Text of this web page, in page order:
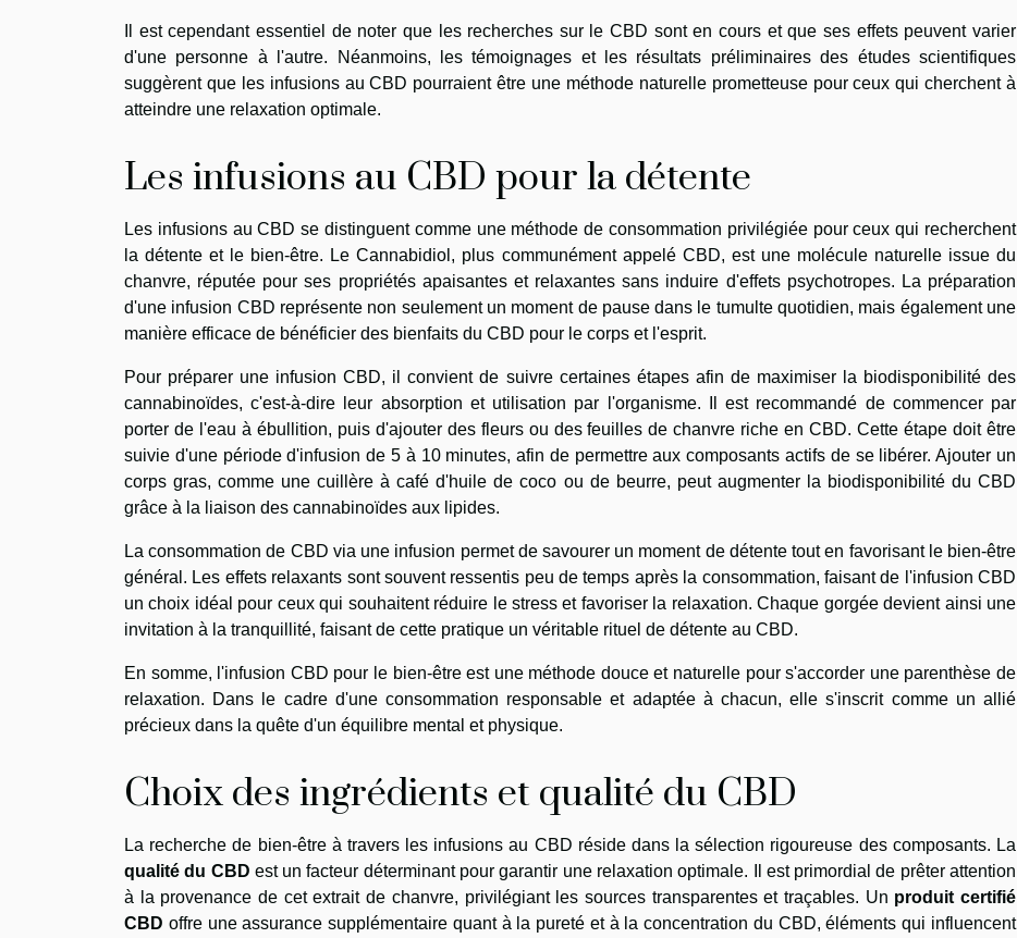
Il est cependant essentiel de noter que les recherches sur le CBD sont en cours et que ses effets peuvent varier
d'une personne à l'autre. Néanmoins, les témoignages et les résultats préliminaires des études scientifiques
suggèrent que les infusions au CBD pourraient être une méthode naturelle prometteuse pour ceux qui cherchent à
atteindre une relaxation optimale.
Les infusions au CBD pour la détente
Les infusions au CBD se distinguent comme une méthode de consommation privilégiée pour ceux qui recherchent
la détente et le bien-être. Le Cannabidiol, plus communément appelé CBD, est une molécule naturelle issue du
chanvre, réputée pour ses propriétés apaisantes et relaxantes sans induire d'effets psychotropes. La préparation
d'une infusion CBD représente non seulement un moment de pause dans le tumulte quotidien, mais également une
manière efficace de bénéficier des bienfaits du CBD pour le corps et l'esprit.
Pour préparer une infusion CBD, il convient de suivre certaines étapes afin de maximiser la biodisponibilité des
cannabinoïdes, c'est-à-dire leur absorption et utilisation par l'organisme. Il est recommandé de commencer par
porter de l'eau à ébullition, puis d'ajouter des fleurs ou des feuilles de chanvre riche en CBD. Cette étape doit être
suivie d'une période d'infusion de 5 à 10 minutes, afin de permettre aux composants actifs de se libérer. Ajouter un
corps gras, comme une cuillère à café d'huile de coco ou de beurre, peut augmenter la biodisponibilité du CBD
grâce à la liaison des cannabinoïdes aux lipides.
La consommation de CBD via une infusion permet de savourer un moment de détente tout en favorisant le bien-être
général. Les effets relaxants sont souvent ressentis peu de temps après la consommation, faisant de l'infusion CBD
un choix idéal pour ceux qui souhaitent réduire le stress et favoriser la relaxation. Chaque gorgée devient ainsi une
invitation à la tranquillité, faisant de cette pratique un véritable rituel de détente au CBD.
En somme, l'infusion CBD pour le bien-être est une méthode douce et naturelle pour s'accorder une parenthèse de
relaxation. Dans le cadre d'une consommation responsable et adaptée à chacun, elle s'inscrit comme un allié
précieux dans la quête d'un équilibre mental et physique.
Choix des ingrédients et qualité du CBD
La recherche de bien-être à travers les infusions au CBD réside dans la sélection rigoureuse des composants. La
qualité du CBD est un facteur déterminant pour garantir une relaxation optimale. Il est primordial de prêter attention
à la provenance de cet extrait de chanvre, privilégiant les sources transparentes et traçables. Un produit certifié
CBD offre une assurance supplémentaire quant à la pureté et à la concentration du CBD, éléments qui influencent